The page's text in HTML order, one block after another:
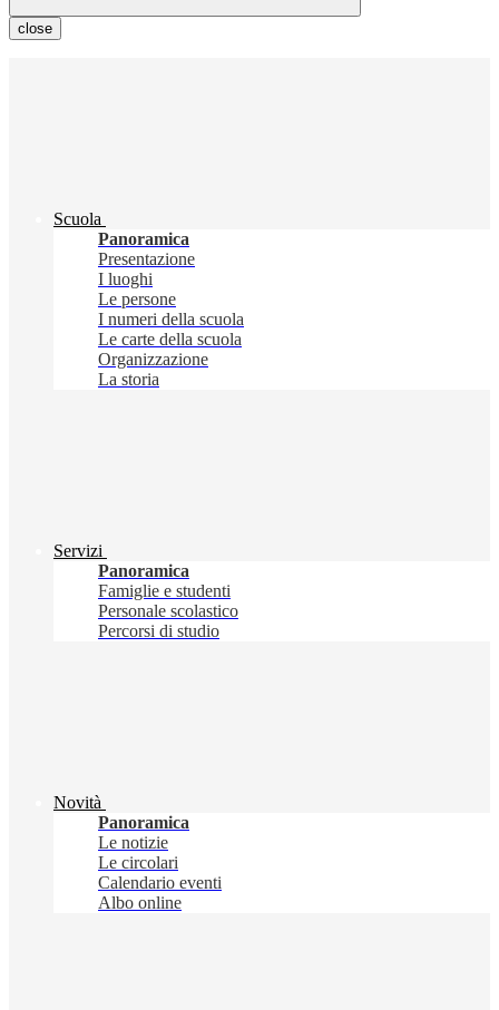
close
Scuola
Panoramica
Presentazione
I luoghi
Le persone
I numeri della scuola
Le carte della scuola
Organizzazione
La storia
Servizi
Panoramica
Famiglie e studenti
Personale scolastico
Percorsi di studio
Novità
Panoramica
Le notizie
Le circolari
Calendario eventi
Albo online